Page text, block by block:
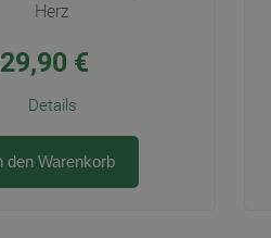
Herz
29,90 €
Details